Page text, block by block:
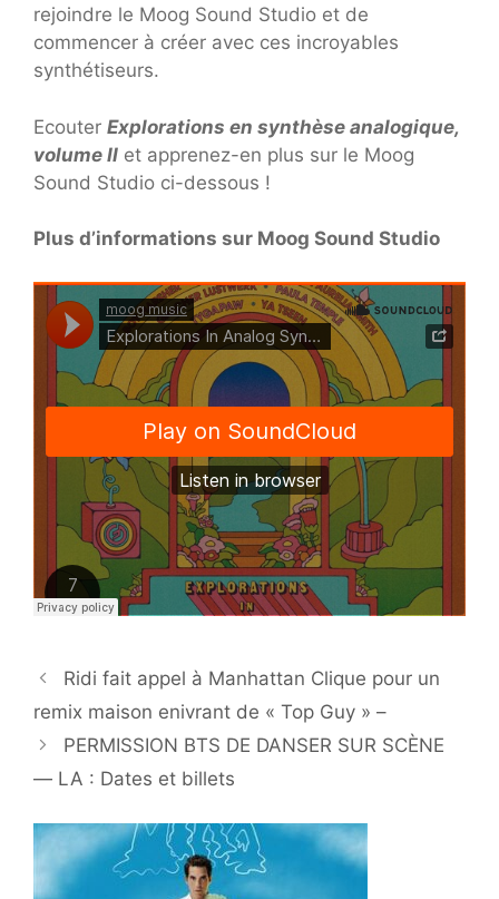
rejoindre le Moog Sound Studio et de
commencer à créer avec ces incroyables
synthétiseurs.
Ecouter Explorations en synthèse analogique,
volume II et apprenez-en plus sur le Moog
Sound Studio ci-dessous !
Plus d’informations sur Moog Sound Studio
Ridi fait appel à Manhattan Clique pour un
remix maison enivrant de « Top Guy » –
PERMISSION BTS DE DANSER SUR SCÈNE
— LA : Dates et billets